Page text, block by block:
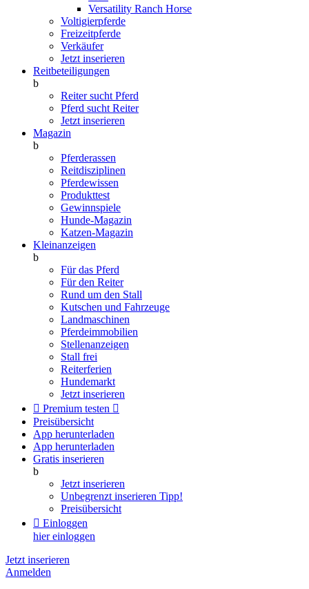
Versatility Ranch Horse
Voltigierpferde
Freizeitpferde
Verkäufer
Jetzt inserieren
Reitbeteiligungen
b
Reiter sucht Pferd
Pferd sucht Reiter
Jetzt inserieren
Magazin
b
Pferderassen
Reitdisziplinen
Pferdewissen
Produkttest
Gewinnspiele
Hunde-Magazin
Katzen-Magazin
Kleinanzeigen
b
Für das Pferd
Für den Reiter
Rund um den Stall
Kutschen und Fahrzeuge
Landmaschinen
Pferdeimmobilien
Stellenanzeigen
Stall frei
Reiterferien
Hundemarkt
Jetzt inserieren
 Premium testen 
Preisübersicht
App herunterladen
App herunterladen
Gratis inserieren
b
Jetzt inserieren
Unbegrenzt inserieren Tipp!
Preisübersicht
 Einloggen
hier einloggen
Jetzt inserieren
Anmelden